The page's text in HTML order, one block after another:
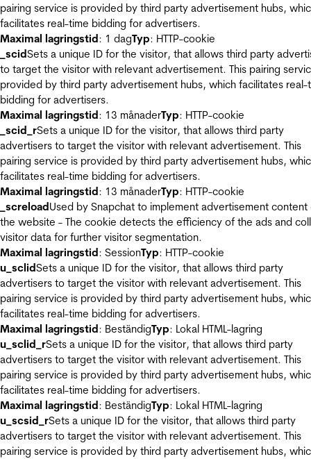
pairing service is provided by third party advertisement hubs,
facilitates real-time bidding for advertisers.
Maximal lagringstid: 1 dagTyp: HTTP-cookie
_scidSets a unique ID for the visitor, that allows third party
to target the visitor with relevant advertisement. This pairing
provided by third party advertisement hubs, which facilitates real-
bidding for advertisers.
Maximal lagringstid: 13 månaderTyp: HTTP-cookie
_scid_rSets a unique ID for the visitor, that allows third party
advertisers to target the visitor with relevant advertisement. This
pairing service is provided by third party advertisement hubs,
facilitates real-time bidding for advertisers.
Maximal lagringstid: 13 månaderTyp: HTTP-cookie
_screloadUsed by Snapchat to implement advertisement content
the website - The cookie detects the efficiency of the ads and
visitor data for further visitor segmentation.
Maximal lagringstid: SessionTyp: HTTP-cookie
u_sclidSets a unique ID for the visitor, that allows third party
advertisers to target the visitor with relevant advertisement. This
pairing service is provided by third party advertisement hubs,
facilitates real-time bidding for advertisers.
Maximal lagringstid: BeständigTyp: Lokal HTML-lagring
u_sclid_rSets a unique ID for the visitor, that allows third party
advertisers to target the visitor with relevant advertisement. This
pairing service is provided by third party advertisement hubs,
facilitates real-time bidding for advertisers.
Maximal lagringstid: BeständigTyp: Lokal HTML-lagring
u_scsid_rSets a unique ID for the visitor, that allows third party
advertisers to target the visitor with relevant advertisement. This
pairing service is provided by third party advertisement hubs,